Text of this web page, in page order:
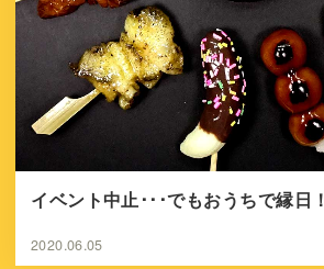
イベント中止･･･でもおうちで縁日！
2020.06.05